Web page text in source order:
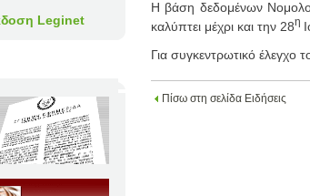
Leginet
Η βάση δεδομένων
καλύπτει μέχρι και την 28η
Για συγκεντρωτικό έλεγχο
Πίσω στη σελίδα Ειδήσεις